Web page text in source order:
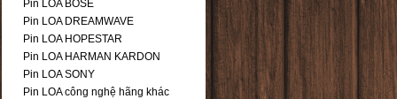
Pin LOA BOSE
Pin LOA DREAMWAVE
Pin LOA HOPESTAR
Pin LOA HARMAN KARDON
Pin LOA SONY
Pin LOA công nghệ hãng khác